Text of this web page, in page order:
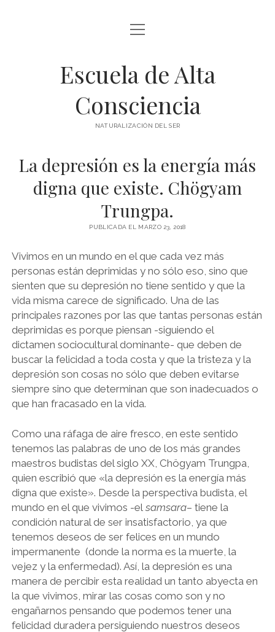
BLOG Y ARTÍCULOS
whatsapp
abrir
menú
Escuela de Alta
Consciencia
NATURALIZACIÓN DEL SER
La depresión es la energía más
digna que existe. Chögyam
Trungpa.
PUBLICADA EL MARZO 23, 2018
Vivimos en un mundo en el que cada vez más
personas están deprimidas y no sólo eso, sino que
sienten que su depresión no tiene sentido y que la
vida misma carece de significado. Una de las
principales razones por las que tantas personas están
deprimidas es porque piensan -siguiendo el
dictamen sociocultural dominante- que deben de
buscar la felicidad a toda costa y que la tristeza y la
depresión son cosas no sólo que deben evitarse
siempre sino que determinan que son inadecuados o
que han fracasado en la vida.
Como una ráfaga de aire fresco, en este sentido
tenemos las palabras de uno de los más grandes
maestros budistas del siglo XX, Chögyam Trungpa,
quien escribió que «la depresión es la energía más
digna que existe». Desde la perspectiva budista, el
mundo en el que vivimos -el samsara– tiene la
condición natural de ser insatisfactorio, ya que
tenemos deseos de ser felices en un mundo
impermanente (donde la norma es la muerte, la
vejez y la enfermedad). Así, la depresión es una
manera de percibir esta realidad un tanto abyecta en
la que vivimos, mirar las cosas como son y no
engañarnos pensando que podemos tener una
felicidad duradera persiguiendo nuestros deseos